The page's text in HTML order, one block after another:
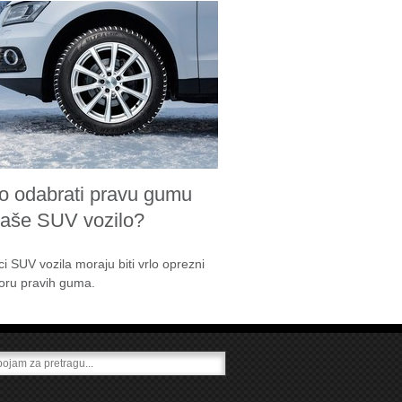
odabrati pravu gumu
SUV vozilo?
SUV vozila moraju biti vrlo oprezni
pravih guma.